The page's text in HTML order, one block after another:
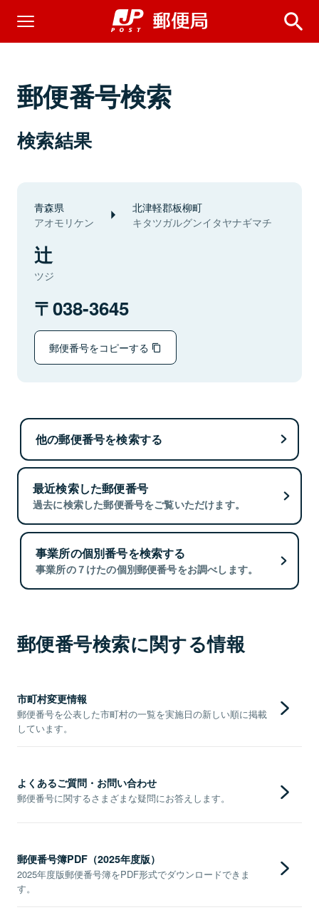
郵便番号検索
検索結果
青森県
アオモリケン
北津軽郡板柳町
キタツガルグンイタヤナギマチ
辻
ツジ
038-3645
郵便番号をコピーする
他の郵便番号を検索する
最近検索した郵便番号
過去に検索した郵便番号をご覧いただけます。
事業所の個別番号を検索する
事業所の７けたの個別郵便番号をお調べします。
郵便番号検索に関する情報
市町村変更情報
郵便番号を公表した市町村の一覧を実施日の新しい順に掲載
しています。
よくあるご質問・お問い合わせ
郵便番号に関するさまざまな疑問にお答えします。
郵便番号簿PDF（2025年度版）
2025年度版郵便番号簿をPDF形式でダウンロードできま
す。